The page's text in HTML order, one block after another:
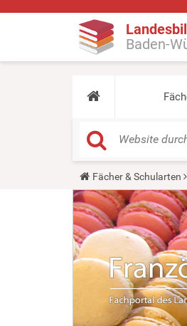
Baden-
Y
o
u
a
r
e
h
e
r
Fächer & Schularten